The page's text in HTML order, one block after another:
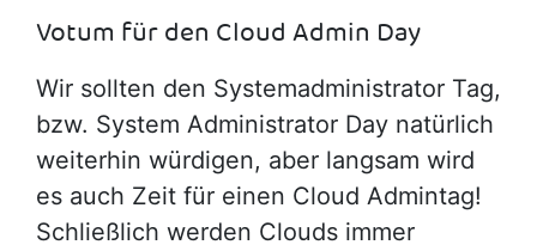
Votum für den Cloud Admin Day
Wir sollten den Systemadministrator Tag,
bzw. System Administrator Day natürlich
weiterhin würdigen, aber langsam wird
es auch Zeit für einen Cloud Admintag!
Schließlich werden Clouds immer